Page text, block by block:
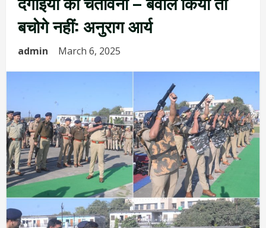
बचोगे नहीं: अनुराग आर्य
admin March 6, 2025